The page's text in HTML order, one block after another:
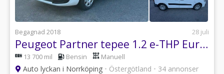
Begagnad 2018 28 juli
Peugeot Partner tepee 1.2 e-THP Euro 6 / 5-sits
13 700 mil Bensin Manuell
Auto lyckan i Norrköping • Östergötland • 34 annonser